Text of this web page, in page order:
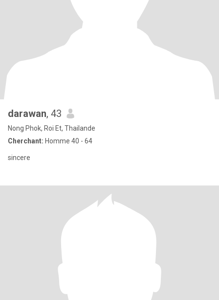
darawan, 43
Nong Phok, Roi Et, Thailande
Cherchant: Homme 40 - 64
sincere